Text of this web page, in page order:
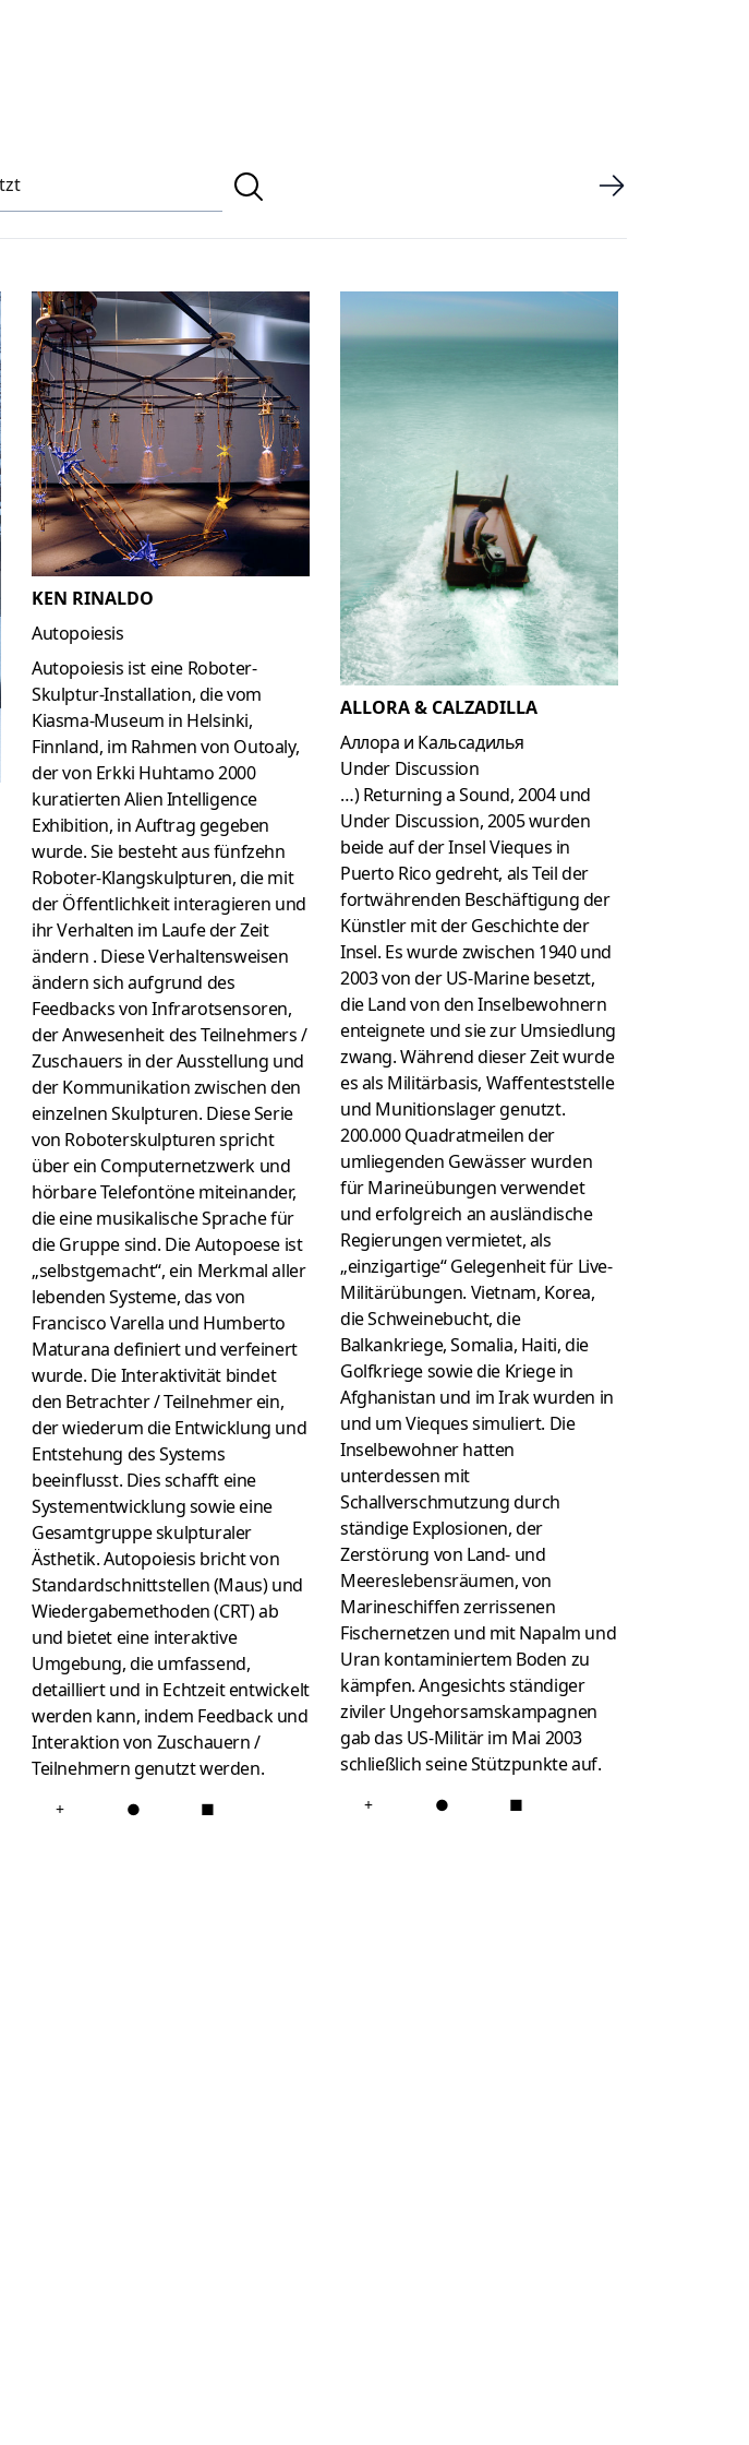
KEN RINALDO
Autopoiesis
Autopoiesis ist eine Roboter-
Skulptur-Installation, die vom
Kiasma-Museum in Helsinki,
Finnland, im Rahmen von Outoaly,
der von Erkki Huhtamo 2000
kuratierten Alien Intelligence
Exhibition, in Auftrag gegeben
wurde. Sie besteht aus fünfzehn
Roboter-Klangskulpturen, die mit
der Öffentlichkeit interagieren und
ihr Verhalten im Laufe der Zeit
ändern . Diese Verhaltensweisen
ändern sich aufgrund des
Feedbacks von Infrarotsensoren,
der Anwesenheit des Teilnehmers /
Zuschauers in der Ausstellung und
der Kommunikation zwischen den
einzelnen Skulpturen. Diese Serie
von Roboterskulpturen spricht
über ein Computernetzwerk und
hörbare Telefontöne miteinander,
die eine musikalische Sprache für
die Gruppe sind. Die Autopoese ist
„selbstgemacht“, ein Merkmal aller
lebenden Systeme, das von
Francisco Varella und Humberto
Maturana definiert und verfeinert
wurde. Die Interaktivität bindet
den Betrachter / Teilnehmer ein,
der wiederum die Entwicklung und
Entstehung des Systems
beeinflusst. Dies schafft eine
Systementwicklung sowie eine
Gesamtgruppe skulpturaler
Ästhetik. Autopoiesis bricht von
Standardschnittstellen (Maus) und
Wiedergabemethoden (CRT) ab
und bietet eine interaktive
Umgebung, die umfassend,
detailliert und in Echtzeit entwickelt
werden kann, indem Feedback und
Interaktion von Zuschauern /
Teilnehmern genutzt werden.
+ ● ■
ALLORA & CALZADILLA
Аллора и Кальсадилья
Under Discussion
…) Returning a Sound, 2004 und
Under Discussion, 2005 wurden
beide auf der Insel Vieques in
Puerto Rico gedreht, als Teil der
fortwährenden Beschäftigung der
Künstler mit der Geschichte der
Insel. Es wurde zwischen 1940 und
2003 von der US-Marine besetzt,
die Land von den Inselbewohnern
enteignete und sie zur Umsiedlung
zwang. Während dieser Zeit wurde
es als Militärbasis, Waffenteststelle
und Munitionslager genutzt.
200.000 Quadratmeilen der
umliegenden Gewässer wurden
für Marineübungen verwendet
und erfolgreich an ausländische
Regierungen vermietet, als
„einzigartige“ Gelegenheit für Live-
Militärübungen. Vietnam, Korea,
die Schweinebucht, die
Balkankriege, Somalia, Haiti, die
Golfkriege sowie die Kriege in
Afghanistan und im Irak wurden in
und um Vieques simuliert. Die
Inselbewohner hatten
unterdessen mit
Schallverschmutzung durch
ständige Explosionen, der
Zerstörung von Land- und
Meereslebensräumen, von
Marineschiffen zerrissenen
Fischernetzen und mit Napalm und
Uran kontaminiertem Boden zu
kämpfen. Angesichts ständiger
ziviler Ungehorsamskampagnen
gab das US-Militär im Mai 2003
schließlich seine Stützpunkte auf.
+ ● ■